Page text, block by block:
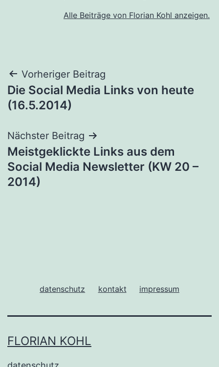
Alle Beiträge von Florian Kohl anzeigen.
Beitragsnavigation
Vorheriger Beitrag
Die Social Media Links von heute
(16.5.2014)
Nächster Beitrag
Meistgeklickte Links aus dem
Social Media Newsletter (KW 20 –
2014)
datenschutz kontakt impressum
FLORIAN KOHL